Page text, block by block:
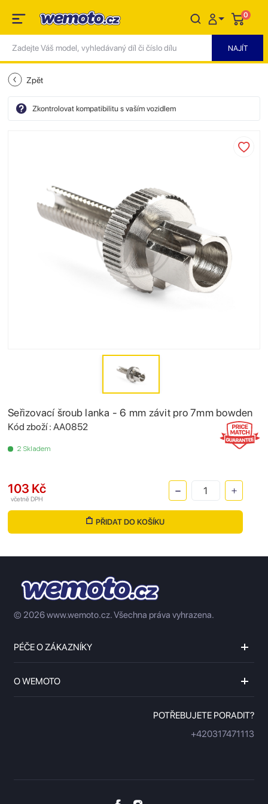
0
Zpět
Zkontrolovat kompatibilitu s vaším vozidlem
Seřizovací šroub lanka - 6 mm závit pro 7mm bowden
Kód zboží : AA0852
2 Skladem
103 Kč
včetně DPH
PŘIDAT DO KOŠÍKU
© 2026 www.wemoto.cz.Všechna práva vyhrazena.
PÉČE O ZÁKAZNÍKY
O WEMOTO
POTŘEBUJETE PORADIT?
+420317471113